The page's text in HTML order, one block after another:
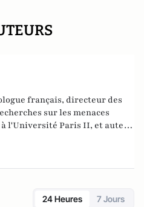
français, directeur des
sur les menaces
l'Université Paris II, et auteur
sujet. Dernier en date:
mondial : mafias,
24 Heures 7 Jours